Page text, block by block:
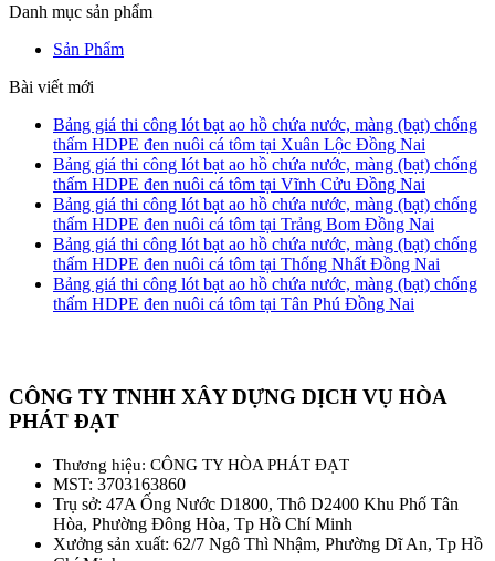
Danh mục sản phẩm
Sản Phẩm
Bài viết mới
Bảng giá thi công lót bạt ao hồ chứa nước, màng (bạt) chống
thấm HDPE đen nuôi cá tôm tại Xuân Lộc Đồng Nai
Bảng giá thi công lót bạt ao hồ chứa nước, màng (bạt) chống
thấm HDPE đen nuôi cá tôm tại Vĩnh Cửu Đồng Nai
Bảng giá thi công lót bạt ao hồ chứa nước, màng (bạt) chống
thấm HDPE đen nuôi cá tôm tại Trảng Bom Đồng Nai
Bảng giá thi công lót bạt ao hồ chứa nước, màng (bạt) chống
thấm HDPE đen nuôi cá tôm tại Thống Nhất Đồng Nai
Bảng giá thi công lót bạt ao hồ chứa nước, màng (bạt) chống
thấm HDPE đen nuôi cá tôm tại Tân Phú Đồng Nai
CÔNG TY TNHH XÂY DỰNG DỊCH VỤ HÒA
PHÁT ĐẠT
Thương hiệu: CÔNG TY HÒA PHÁT ĐẠT
MST: 3703163860
Trụ sở: 47A Ống Nước D1800, Thô D2400 Khu Phố Tân
Hòa, Phường Đông Hòa, Tp Hồ Chí Minh
Xưởng sản xuất: 62/7 Ngô Thì Nhậm, Phường Dĩ An, Tp Hồ